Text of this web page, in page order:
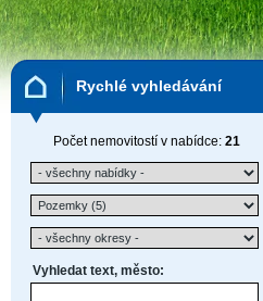
Rychlé vyhledávání
Počet nemovitostí v nabídce: 21
Vyhledat text, město: